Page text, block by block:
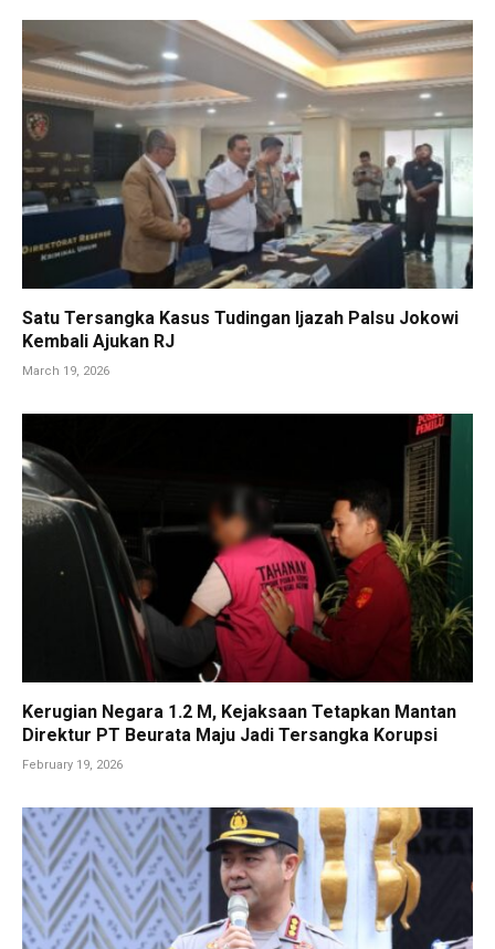
Satu Tersangka Kasus Tudingan Ijazah Palsu Jokowi
Kembali Ajukan RJ
March 19, 2026
Kerugian Negara 1.2 M, Kejaksaan Tetapkan Mantan
Direktur PT Beurata Maju Jadi Tersangka Korupsi
February 19, 2026